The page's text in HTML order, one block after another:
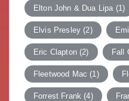
Elton John & Dua Lipa (1)
Elvis Presley (2)
Eric Clapton(2) Fall
Fleetwood Mac (1)
Forrest Frank (4)